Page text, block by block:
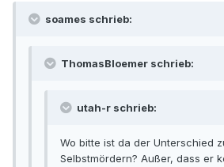
soames schrieb:
ThomasBloemer schrieb:
utah-r schrieb:
Wo bitte ist da der Unterschied
Selbstmördern? Außer, dass er